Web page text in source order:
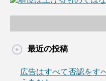
最近の投稿
広告はすべて否認をす